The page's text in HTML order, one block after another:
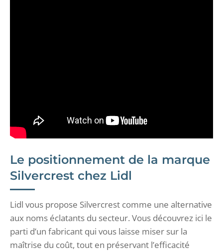
Le positionnement de la marque
Silvercrest chez Lidl
Lidl vous propose Silvercrest comme une alternative
aux noms éclatants du secteur. Vous découvrez ici le
parti d’un fabricant qui vous laisse miser sur la
maîtrise du coût, tout en préservant l’efficacité